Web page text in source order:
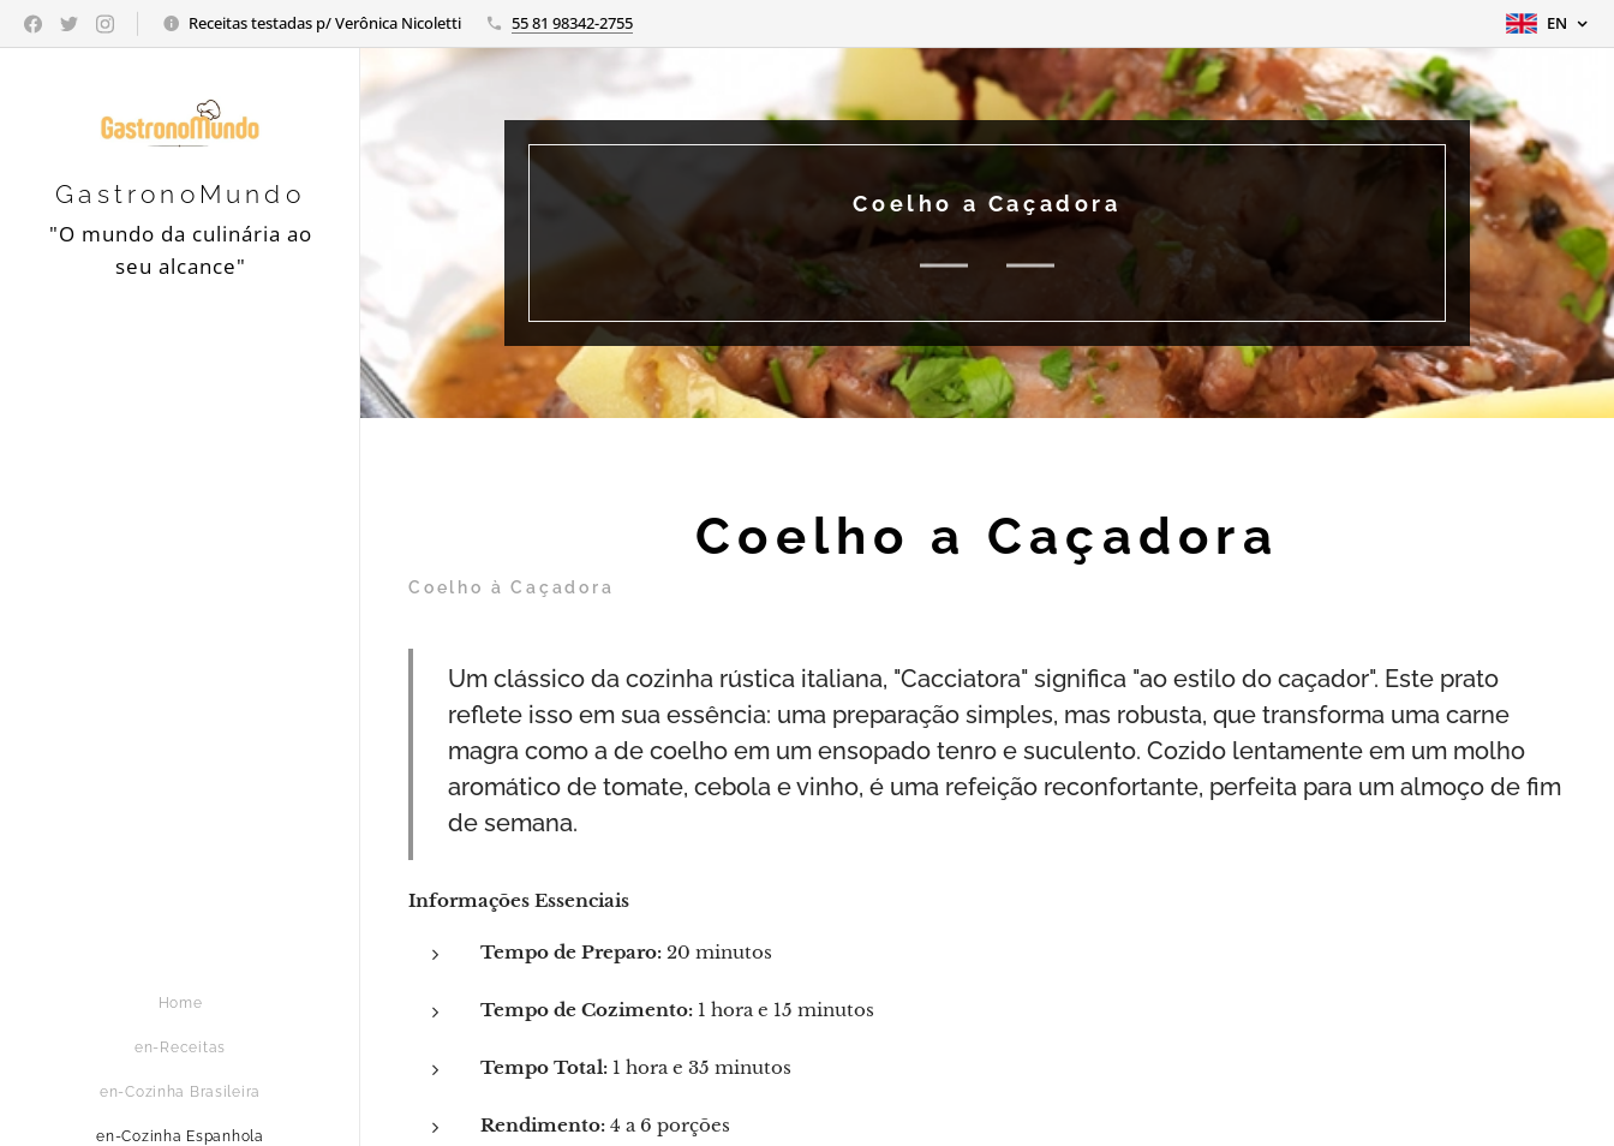
Receitas testadas p/ Verônica Nicoletti 55 81 98342-2755 EN
GastronoMundo
"O mundo da culinária ao
seu alcance"
Home
en-Receitas
en-Cozinha Brasileira
en-Cozinha Espanhola
Coelho a Caçadora
Coelho a Caçadora
Coelho à Caçadora
Um clássico da cozinha rústica italiana, "Cacciatora" significa "ao estilo do caçador". Este prato
reflete isso em sua essência: uma preparação simples, mas robusta, que transforma uma carne
magra como a de coelho em um ensopado tenro e suculento. Cozido lentamente em um molho
aromático de tomate, cebola e vinho, é uma refeição reconfortante, perfeita para um almoço de fim
de semana.
Informações Essenciais
Tempo de Preparo: 20 minutos
Tempo de Cozimento: 1 hora e 15 minutos
Tempo Total: 1 hora e 35 minutos
Rendimento: 4 a 6 porções